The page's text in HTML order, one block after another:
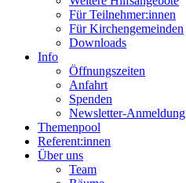
Für Teilnehmer:innen
Für Kirchengemeinden
Downloads
Info
Öffnungszeiten
Anfahrt
Spenden
Newsletter-Anmeldung
Themenpool
Referent:innen
Über uns
Team